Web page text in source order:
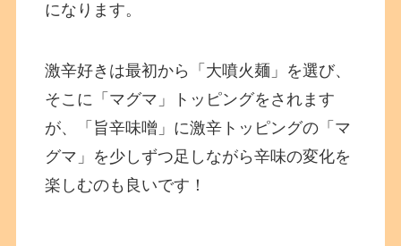
になります。
激辛好きは最初から「大噴火麺」を選び、
そこに「マグマ」トッピングをされます
が、「旨辛味噌」に激辛トッピングの「マ
グマ」を少しずつ足しながら辛味の変化を
楽しむのも良いです！